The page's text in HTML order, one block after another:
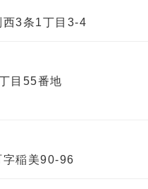
西3条1丁目3-4
目55番地
字稲美90-96